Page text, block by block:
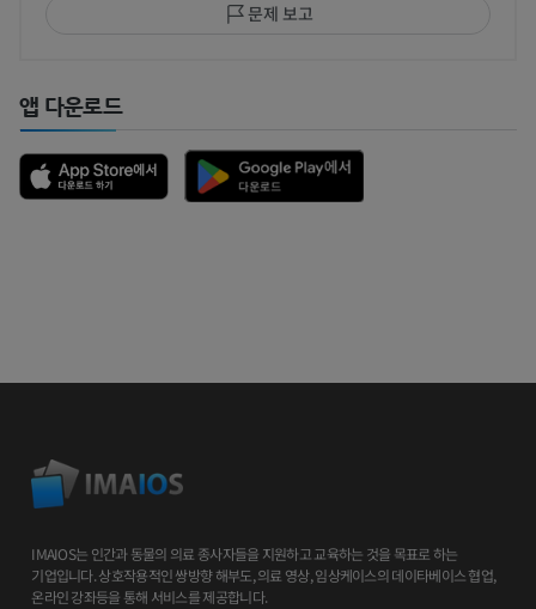
문제 보고
앱 다운로드
IMAIOS는 인간과 동물의 의료 종사자들을 지원하고 교육하는 것을 목표로 하는
기업입니다. 상호작용적인 쌍방향 해부도, 의료 영상, 임상케이스의 데이타베이스 협업,
온라인 강좌등을 통해 서비스를 제공합니다.